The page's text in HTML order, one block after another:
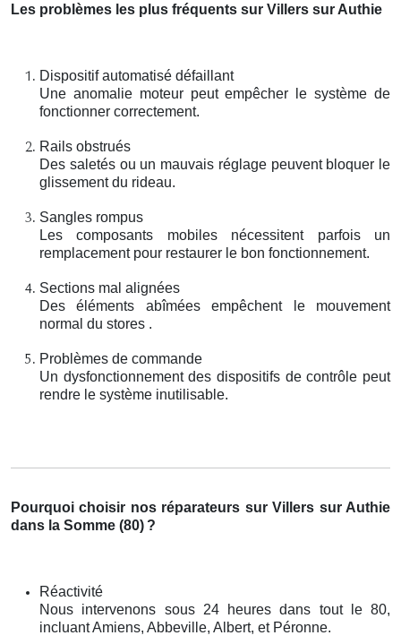
Les problèmes les plus fréquents sur Villers sur Authie
Dispositif automatisé défaillant
Une anomalie moteur peut empêcher le système de
fonctionner correctement.
Rails obstrués
Des saletés ou un mauvais réglage peuvent bloquer le
glissement du rideau.
Sangles rompus
Les composants mobiles nécessitent parfois un
remplacement pour restaurer le bon fonctionnement.
Sections mal alignées
Des éléments abîmées empêchent le mouvement
normal du stores .
Problèmes de commande
Un dysfonctionnement des dispositifs de contrôle peut
rendre le système inutilisable.
Pourquoi choisir nos réparateurs sur Villers sur Authie
dans la Somme (80) ?
Réactivité
Nous intervenons sous 24 heures dans tout le 80,
incluant Amiens, Abbeville, Albert, et Péronne.